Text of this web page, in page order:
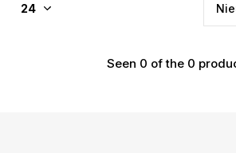
Seen 0 of the 0